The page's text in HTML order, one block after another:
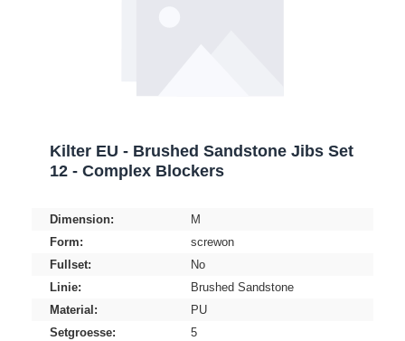
Kilter EU - Brushed Sandstone Jibs Set
12 - Complex Blockers
Dimension:
M
Form:
screwon
Fullset:
No
Linie:
Brushed Sandstone
Material:
PU
Setgroesse:
5